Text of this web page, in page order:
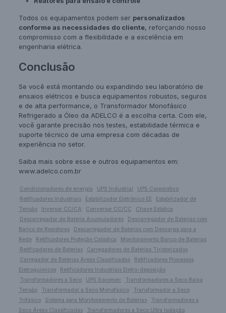
Todos os equipamentos podem ser personalizados
conforme as necessidades do cliente, reforçando nosso
compromisso com a flexibilidade e a excelência em
engenharia elétrica.
Conclusão
Se você está montando ou expandindo seu laboratório de
ensaios elétricos e busca equipamentos robustos, seguros
e de alta performance, o Transformador Monofásico
Refrigerado a Óleo da ADELCO é a escolha certa. Com ele,
você garante precisão nos testes, estabilidade térmica e
suporte técnico de uma empresa com décadas de
experiência no setor.
Saiba mais sobre esse e outros equipamentos em:
www.adelco.com.br
Condicionadores de energia UPS Industrial
UPS Corporativo
Retificadores Industriais
Estabilizador Eletrônico EE
Estabilizador de
Tensão
Inversor CC/CA Conversor CC/CC
Chave Estática
Descarregador de Bateria Acumuladores
Descarregador de Baterias com
Banco de Resistores
Descarregador de Baterias com Descarga para a
Rede
Retificadores Proteção Catódica
Monitoramento Banco de Baterias
Retificadores de Baterias
Carregadores de Baterias Tiristorizados
Carregador de Baterias Áreas Classificadas
Retificadores Processos
Eletroquímicos
Retificadores Industriais Eletro-deposição
Transformadores a Seco
UPS Socomec
Transformadores a Seco Baixa
Tensão
Transformador a Seco Monofásico
Transformador a Seco
Trifásico
Sistema para Monitoramento de Baterias
Transformadores a
Seco Áreas Classificadas
Transformadores a Seco Ultra Isolação